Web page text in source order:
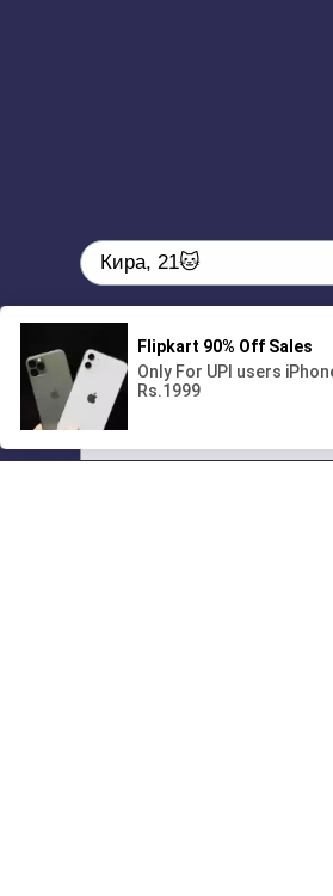
01/07
00:00
Кира, 21🐱
Поиграешь со мной? 💖🐾